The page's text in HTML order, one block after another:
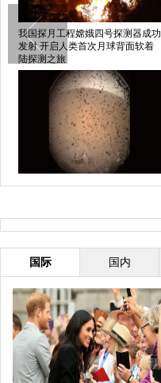
我国探月工程嫦娥四号探测器成功
发射 开启人类首次月球背面软着
陆探测之旅
“洞察”号无人探测器成功登陆火星
国际 国内